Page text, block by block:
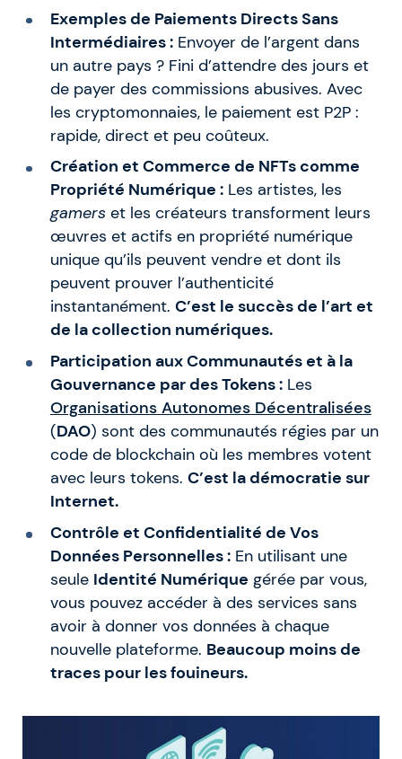
Exemples de Paiements Directs Sans
Intermédiaires :Envoyer de l’argent dans
un autre pays ? Fini d’attendre des jours et
de payer des commissions abusives. Avec
les cryptomonnaies, le paiement est P2P :
rapide, direct et peu coûteux.
Création et Commerce de NFTs comme
Propriété Numérique :Les artistes, les
gamers et les créateurs transforment leurs
œuvres et actifs en propriété numérique
unique qu’ils peuvent vendre et dont ils
peuvent prouver l’authenticité
instantanément. C’est le succès de l’art et
de la collection numériques.
Participation aux Communautés et à la
Gouvernance par des Tokens :Les
Organisations Autonomes Décentralisées
(DAO) sont des communautés régies par un
code de blockchain où les membres votent
avec leurs tokens. C’est la démocratie sur
Internet.
Contrôle et Confidentialité de Vos
Données Personnelles :En utilisant une
seule Identité Numérique gérée par vous,
vous pouvez accéder à des services sans
avoir à donner vos données à chaque
nouvelle plateforme. Beaucoup moins de
traces pour les fouineurs.